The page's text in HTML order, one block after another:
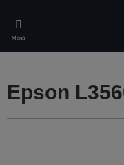
main
content
Menú
Epson